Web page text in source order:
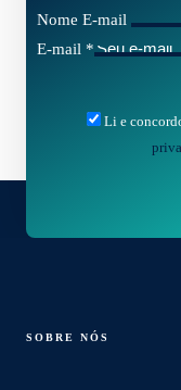
Nome E-mail
E-mail *
Li e
SOBRE NÓS